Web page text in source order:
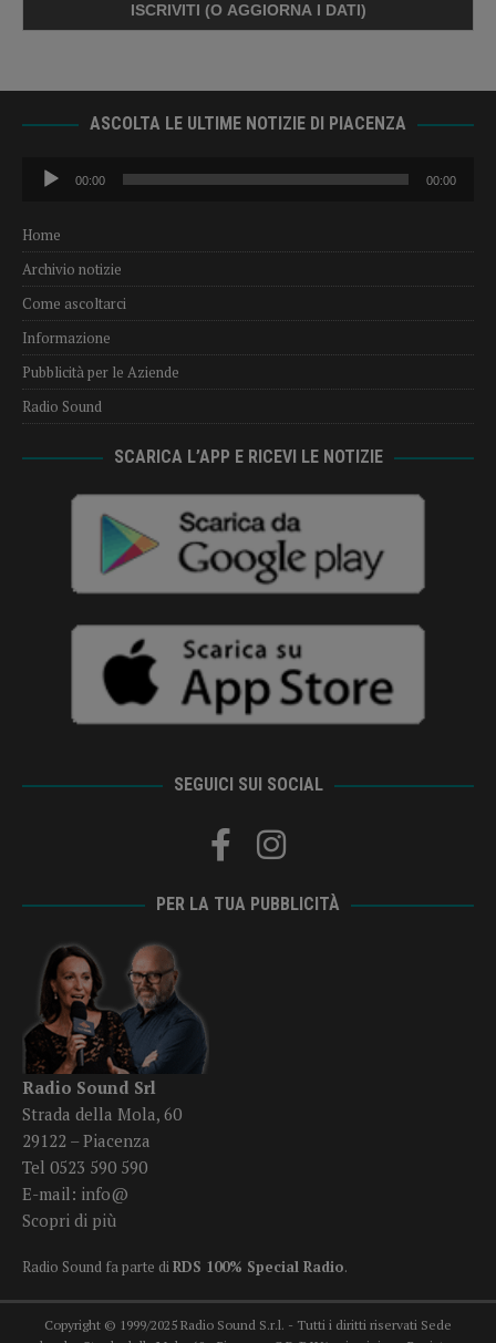
ASCOLTA LE ULTIME NOTIZIE DI PIACENZA
Audio
Player
00:00 00:00
Home
Archivio notizie
Come ascoltarci
Informazione
Pubblicità per le Aziende
Radio Sound
SCARICA L’APP E RICEVI LE NOTIZIE
SEGUICI SUI SOCIAL
PER LA TUA PUBBLICITÀ
Radio Sound Srl
Strada della Mola, 60
29122 – Piacenza
Tel 0523 590 590
E-mail: info@
Scopri di più
Radio Sound fa parte diRDS 100% Special Radio.
Copyright © 1999/2025 Radio Sound S.r.l. - Tutti i diritti riservati Sede